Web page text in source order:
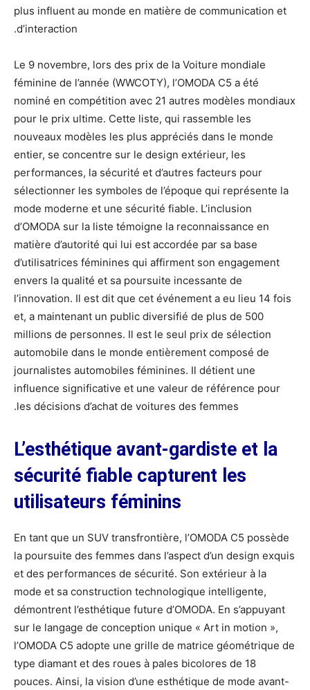
plus influent au monde en matière de communication et
d’interaction.
Le 9 novembre, lors des prix de la Voiture mondiale
féminine de l’année (WWCOTY), l’OMODA C5 a été
nominé en compétition avec 21 autres modèles mondiaux
pour le prix ultime. Cette liste, qui rassemble les
nouveaux modèles les plus appréciés dans le monde
entier, se concentre sur le design extérieur, les
performances, la sécurité et d’autres facteurs pour
sélectionner les symboles de l’époque qui représente la
mode moderne et une sécurité fiable. L’inclusion
d’OMODA sur la liste témoigne la reconnaissance en
matière d’autorité qui lui est accordée par sa base
d’utilisatrices féminines qui affirment son engagement
envers la qualité et sa poursuite incessante de
l’innovation. Il est dit que cet événement a eu lieu 14 fois
et, a maintenant un public diversifié de plus de 500
millions de personnes. Il est le seul prix de sélection
automobile dans le monde entièrement composé de
journalistes automobiles féminines. Il détient une
influence significative et une valeur de référence pour
les décisions d’achat de voitures des femmes.
L’esthétique avant-gardiste et la
sécurité fiable capturent les
utilisateurs féminins
En tant que un SUV transfrontière, l’OMODA C5 possède
la poursuite des femmes dans l’aspect d’un design exquis
et des performances de sécurité. Son extérieur à la
mode et sa construction technologique intelligente,
démontrent l’esthétique future d’OMODA. En s’appuyant
sur le langage de conception unique « Art in motion »,
l’OMODA C5 adopte une grille de matrice géométrique de
type diamant et des roues à pales bicolores de 18
pouces. Ainsi, la vision d’une esthétique de mode avant-